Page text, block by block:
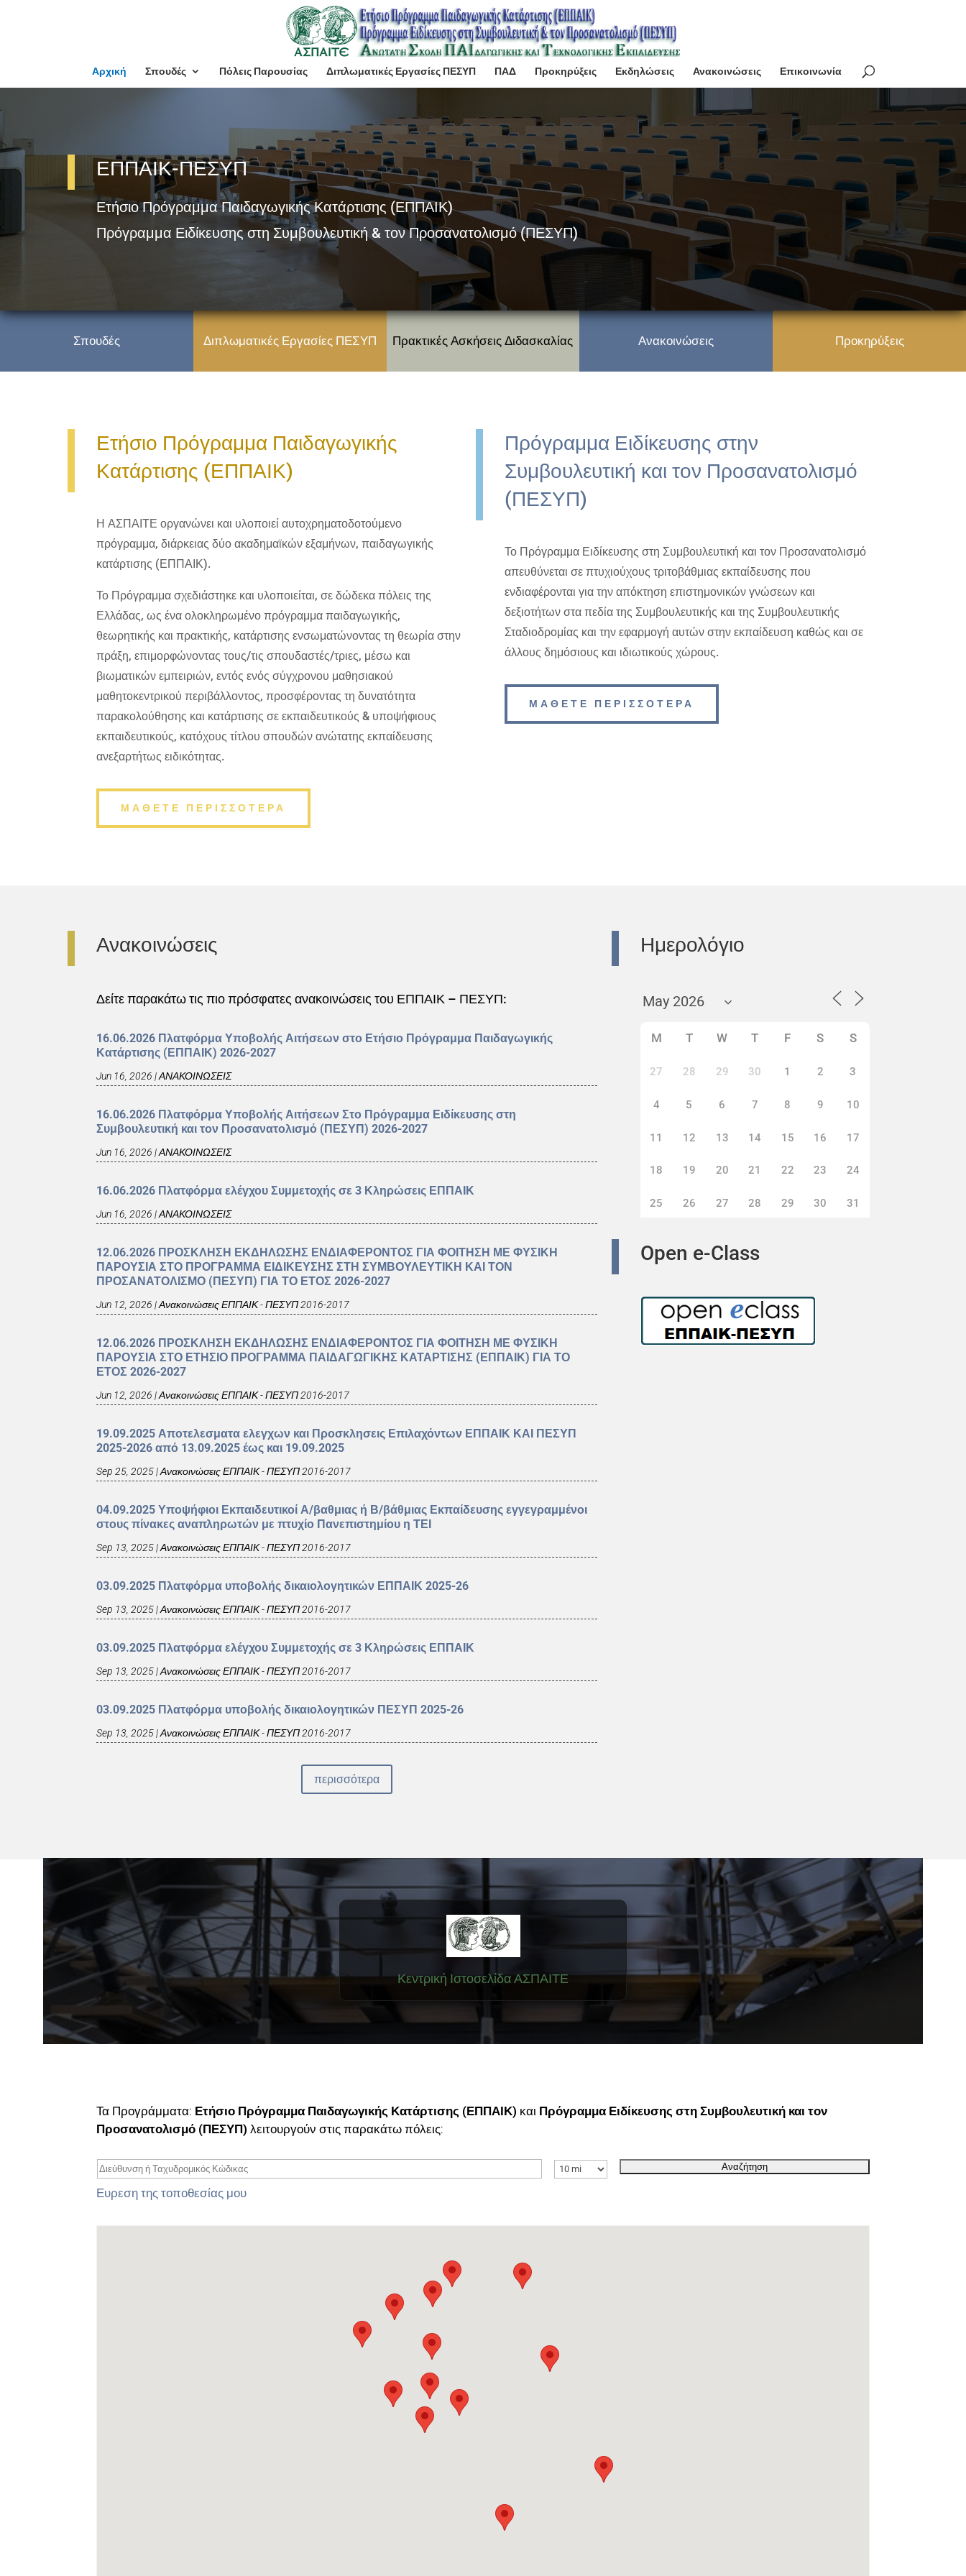
Αρχική Σπουδές Πόλεις Παρουσίας Διπλωματικές Εργασίες ΠΕΣΥΠ ΠΑΔ Προκηρύξεις Εκδηλώσεις Ανακοινώσεις Επικοινωνία
ΕΠΠΑΙΚ-ΠΕΣΥΠ
Ετήσιο Πρόγραμμα Παιδαγωγικής Κατάρτισης (ΕΠΠΑΙΚ)
Πρόγραμμα Ειδίκευσης στη Συμβουλευτική & τον Προσανατολισμό (ΠΕΣΥΠ)
Σπουδές Διπλωματικές Εργασίες ΠΕΣΥΠ Πρακτικές Ασκήσεις Διδασκαλίας Ανακοινώσεις Προκηρύξεις
Ετήσιο Πρόγραμμα Παιδαγωγικής
Κατάρτισης (ΕΠΠΑΙΚ)
Η ΑΣΠΑΙΤΕ οργανώνει και υλοποιεί αυτοχρηματοδοτούμενο
πρόγραμμα, διάρκειας δύο ακαδημαϊκών εξαμήνων, παιδαγωγικής
κατάρτισης (ΕΠΠΑΙΚ).
Το Πρόγραμμα σχεδιάστηκε και υλοποιείται, σε δώδεκα πόλεις της
Ελλάδας, ως ένα ολοκληρωμένο πρόγραμμα παιδαγωγικής,
θεωρητικής και πρακτικής, κατάρτισης ενσωματώνοντας τη θεωρία στην
πράξη, επιμορφώνοντας τους/τις σπουδαστές/τριες, μέσω και
βιωματικών εμπειριών, εντός ενός σύγχρονου μαθησιακού
μαθητοκεντρικού περιβάλλοντος, προσφέροντας τη δυνατότητα
παρακολούθησης και κατάρτισης σε εκπαιδευτικούς & υποψήφιους
εκπαιδευτικούς, κατόχους τίτλου σπουδών ανώτατης εκπαίδευσης
ανεξαρτήτως ειδικότητας.
ΜΑΘΕΤΕ ΠΕΡΙΣΣΟΤΕΡΑ
Πρόγραμμα Ειδίκευσης στην
Συμβουλευτική και τον Προσανατολισμό
(ΠΕΣΥΠ)
Το Πρόγραμμα Ειδίκευσης στη Συμβουλευτική και τον Προσανατολισμό
απευθύνεται σε πτυχιούχους τριτοβάθμιας εκπαίδευσης που
ενδιαφέρονται για την απόκτηση επιστημονικών γνώσεων και
δεξιοτήτων στα πεδία της Συμβουλευτικής και της Συμβουλευτικής
Σταδιοδρομίας και την εφαρμογή αυτών στην εκπαίδευση καθώς και σε
άλλους δημόσιους και ιδιωτικούς χώρους.
ΜΑΘΕΤΕ ΠΕΡΙΣΣΟΤΕΡΑ
Ανακοινώσεις
Δείτε παρακάτω τις πιο πρόσφατες ανακοινώσεις του ΕΠΠΑΙΚ – ΠΕΣΥΠ:
16.06.2026 Πλατφόρμα Υποβολής Αιτήσεων στο Ετήσιο Πρόγραμμα Παιδαγωγικής
Κατάρτισης (ΕΠΠΑΙΚ) 2026-2027
Jun 16, 2026 |ΑΝΑΚΟΙΝΩΣΕΙΣ
16.06.2026 Πλατφόρμα Υποβολής Αιτήσεων Στο Πρόγραμμα Ειδίκευσης στη
Συμβουλευτική και τον Προσανατολισμό (ΠΕΣΥΠ) 2026-2027
Jun 16, 2026 |ΑΝΑΚΟΙΝΩΣΕΙΣ
16.06.2026 Πλατφόρμα ελέγχου Συμμετοχής σε 3 Κληρώσεις ΕΠΠΑΙΚ
Jun 16, 2026 |ΑΝΑΚΟΙΝΩΣΕΙΣ
12.06.2026 ΠΡΟΣΚΛΗΣΗ ΕΚΔΗΛΩΣΗΣ ΕΝΔΙΑΦΕΡΟΝΤΟΣ ΓΙΑ ΦΟΙΤΗΣΗ ΜΕ ΦΥΣΙΚΗ
ΠΑΡΟΥΣΙΑ ΣΤΟ ΠΡΟΓΡΑΜΜΑ ΕΙΔΙΚΕΥΣΗΣ ΣΤΗ ΣΥΜΒΟΥΛΕΥΤΙΚΗ ΚΑΙ ΤΟΝ
ΠΡΟΣΑΝΑΤΟΛΙΣΜΟ (ΠΕΣΥΠ) ΓΙΑ ΤΟ ΕΤΟΣ 2026-2027
Jun 12, 2026 |Ανακοινώσεις ΕΠΠΑΙΚ - ΠΕΣΥΠ 2016-2017
12.06.2026 ΠΡΟΣΚΛΗΣΗ ΕΚΔΗΛΩΣΗΣ ΕΝΔΙΑΦΕΡΟΝΤΟΣ ΓΙΑ ΦΟΙΤΗΣΗ ΜΕ ΦΥΣΙΚΗ
ΠΑΡΟΥΣΙΑ ΣΤΟ ΕΤΗΣΙΟ ΠΡΟΓΡΑΜΜΑ ΠΑΙΔΑΓΩΓΙΚΗΣ ΚΑΤΑΡΤΙΣΗΣ (ΕΠΠΑΙΚ) ΓΙΑ ΤΟ
ΕΤΟΣ 2026-2027
Jun 12, 2026 |Ανακοινώσεις ΕΠΠΑΙΚ - ΠΕΣΥΠ 2016-2017
19.09.2025 Αποτελεσματα ελεγχων και Προσκλησεις Επιλαχόντων ΕΠΠΑΙΚ ΚΑΙ ΠΕΣΥΠ
2025-2026 από 13.09.2025 έως και 19.09.2025
Sep 25, 2025|Ανακοινώσεις ΕΠΠΑΙΚ - ΠΕΣΥΠ 2016-2017
04.09.2025 Υποψήφιοι Εκπαιδευτικοί Α/βαθμιας ή Β/βάθμιας Εκπαίδευσης εγγεγραμμένοι
στους πίνακες αναπληρωτών με πτυχίο Πανεπιστημίου η ΤΕΙ
Sep 13, 2025|Ανακοινώσεις ΕΠΠΑΙΚ - ΠΕΣΥΠ 2016-2017
03.09.2025 Πλατφόρμα υποβολής δικαιολογητικών ΕΠΠΑΙΚ 2025-26
Sep 13, 2025|Ανακοινώσεις ΕΠΠΑΙΚ - ΠΕΣΥΠ 2016-2017
03.09.2025 Πλατφόρμα ελέγχου Συμμετοχής σε 3 Κληρώσεις ΕΠΠΑΙΚ
Sep 13, 2025|Ανακοινώσεις ΕΠΠΑΙΚ - ΠΕΣΥΠ 2016-2017
03.09.2025 Πλατφόρμα υποβολής δικαιολογητικών ΠΕΣΥΠ 2025-26
Sep 13, 2025|Ανακοινώσεις ΕΠΠΑΙΚ - ΠΕΣΥΠ 2016-2017
περισσότερα
Ημερολόγιο
M T W T F S S
27 28 29 30 1 2 3
4 5 6 7 8 9 10
11 12 13 14 15 16 17
18 19 20 21 22 23 24
25 26 27 28 29 30 31
Open e-Class
Κεντρική Ιστοσελίδα ΑΣΠΑΙΤΕ
Τα Προγράμματα: Ετήσιο Πρόγραμμα Παιδαγωγικής Κατάρτισης (ΕΠΠΑΙΚ) και Πρόγραμμα Ειδίκευσης στη Συμβουλευτική και τον
Προσανατολισμό (ΠΕΣΥΠ) λειτουργούν στις παρακάτω πόλεις:
Ευρεση της τοποθεσίας μου